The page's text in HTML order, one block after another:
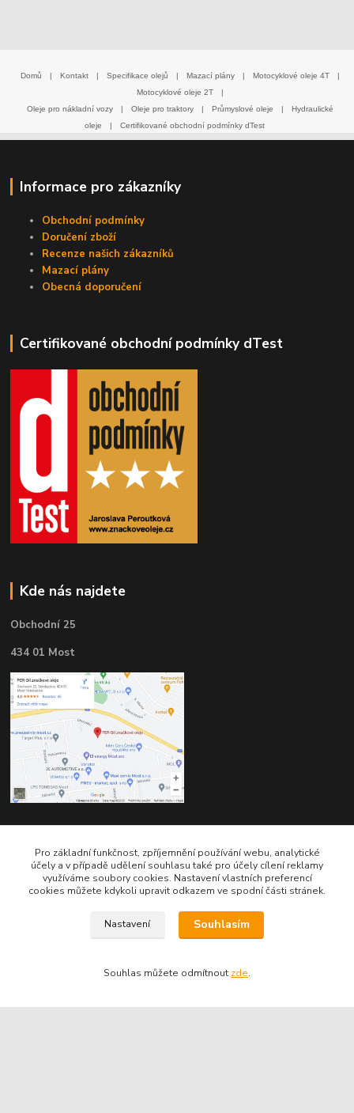
Domů Kontakt Specifikace olejů Mazací plány Motocyklové oleje 4T
Motocyklové oleje 2T
Oleje pro nákladní vozy
Oleje pro traktory Průmyslové oleje
Hydraulické
oleje
Certifikované obchodní podmínky dTest
Informace pro zákazníky
Obchodní podmínky
Doručení zboží
Recenze našich zákazníků
Mazací plány
Obecná doporučení
Certifikované obchodní podmínky dTest
Kde nás najdete
Obchodní 25
434 01 Most
Kontakty
Pro základní funkčnost, zpříjemnění používání webu, analytické
účely a v případě udělení souhlasu také pro účely cílení reklamy
využíváme soubory cookies. Nastavení vlastních preferencí
cookies můžete kdykoli upravit odkazem ve spodní části stránek.
Nastavení Souhlasím
Souhlas můžete odmítnout zde.